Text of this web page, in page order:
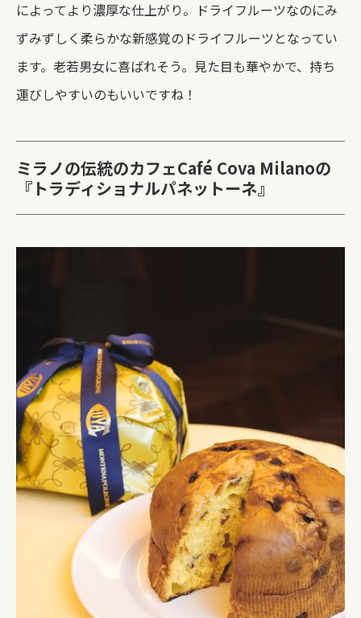
によってより濃厚な仕上がり。ドライフルーツなのにみ
ずみずしく柔らかな新感覚のドライフルーツとなってい
ます。老若男女に喜ばれそう。見た目も華やかで、持ち
運びしやすいのもいいですね！
ミラノの伝統のカフェCafé Cova Milanoの
『トラディショナルパネットーネ』